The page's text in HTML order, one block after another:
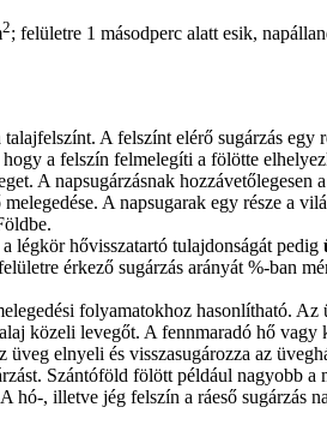
2; felületre 1 másodperc alatt esik,
A felszínt elérő sugárzás
a felszín felmelegíti a fölötte
A napsugárzásnak
A napsugarak egy része a
légkör hővisszatartó tulajdonságát pedig
érkező sugárzás arányát %-ban
folyamatokhoz hasonlítható.
közeli levegőt. A fennmaradó hő
elnyeli és visszasugározza az
Szántóföld fölött például nagyobb
, illetve jég felszín a ráeső sugárzás